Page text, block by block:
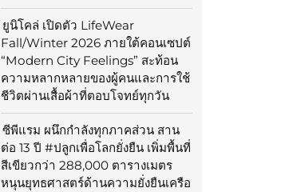
ยูนิโคล่ เปิดตัว LifeWear
Fall/Winter 2026 ภายใต้คอนเซปต์
“Modern City Feelings” สะท้อน
ความหลากหลายของผู้คนและการใช้
ชีวิตผ่านเสื้อผ้าที่ตอบโจทย์ทุกวัน
ซีพีแรม ผนึกกำลังทุกภาคส่วน สาน
ต่อ 13 ปี #ปลูกเพื่อโลกยั่งยืน เพิ่มพื้นที่
สีเขียวกว่า 288,000 ตารางเมตร
หนุนยุทธศาสตร์ด้านความยั่งยืนเครือ